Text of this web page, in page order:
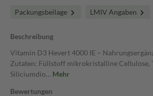
Packungsbeilage LMIV Angaben
Beschreibung
Vitamin D3 Hevert 4000 IE –
Zutaten: Füllstoff mikrokristalline Cellulose,
Siliciumdio… Mehr
Bewertungen